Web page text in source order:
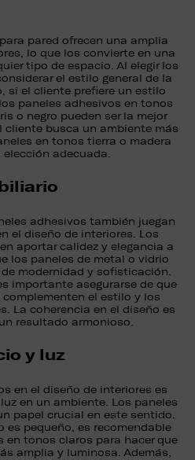
pared ofrecen una amplia
lo que los convierte en una
tipo de espacio. Al elegir los
el estilo general de la
si el cliente prefiere un estilo
paneles adhesivos en tonos
o negro pueden ser la mejor
cliente busca un ambiente más
en tonos tierra o madera
elección adecuada.
adhesivos también juegan
el diseño de interiores. Los
aportar calidez y elegancia a
los paneles de metal o vidrio
modernidad y sofisticación.
importante asegurarse de que
el estilo y los
La coherencia en el diseño es
resultado armonioso.
y luz
en el diseño de interiores es
en un ambiente. Los paneles
papel crucial en este sentido.
es pequeño, es recomendable
en tonos claros para hacer que
amplia y luminosa. Además,